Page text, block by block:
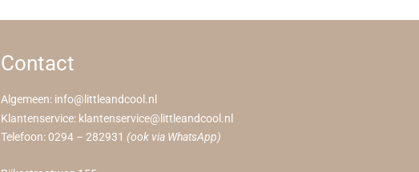
Contact
Algemeen: info@littleandcool.nl
Klantenservice: klantenservice@littleandcool.nl
Telefoon: 0294 – 282931 (ook via WhatsApp)